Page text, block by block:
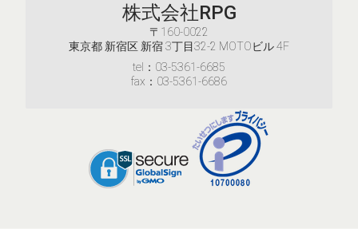
株式会社RPG
〒160-0022
東京都 新宿区 新宿 3丁目32-2 MOTOビル 4F
tel：03-5361-6685
fax：03-5361-6686